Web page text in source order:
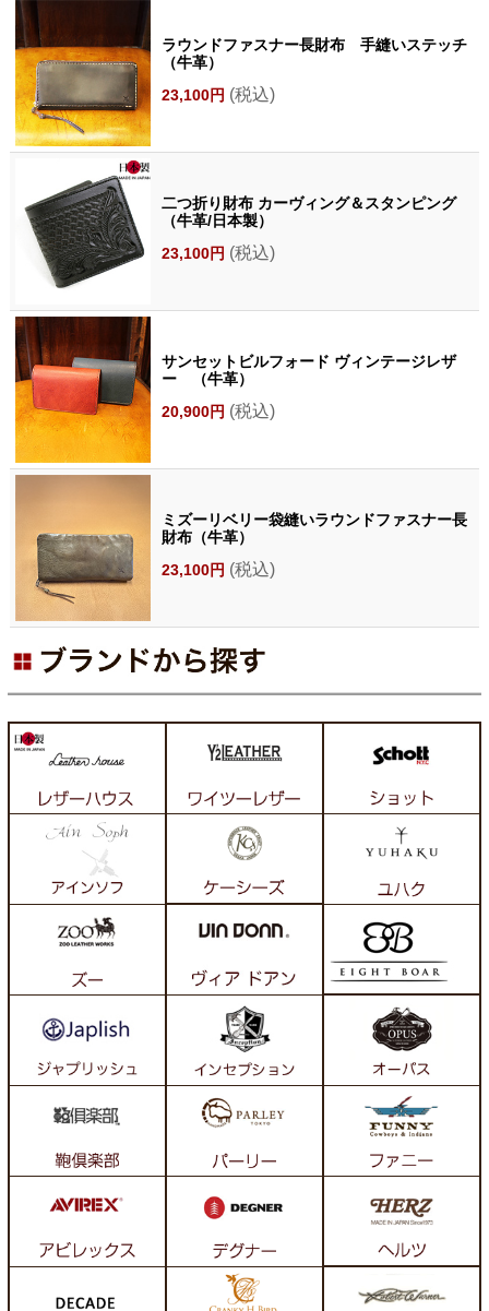
ラウンドファスナー長財布 手縫いステッチ
（牛革）
23,100円 (税込)
二つ折り財布 カーヴィング＆スタンピング
（牛革/日本製）
23,100円 (税込)
サンセットビルフォード ヴィンテージレザ
ー （牛革）
20,900円 (税込)
ミズーリベリー袋縫いラウンドファスナー長
財布（牛革）
23,100円 (税込)